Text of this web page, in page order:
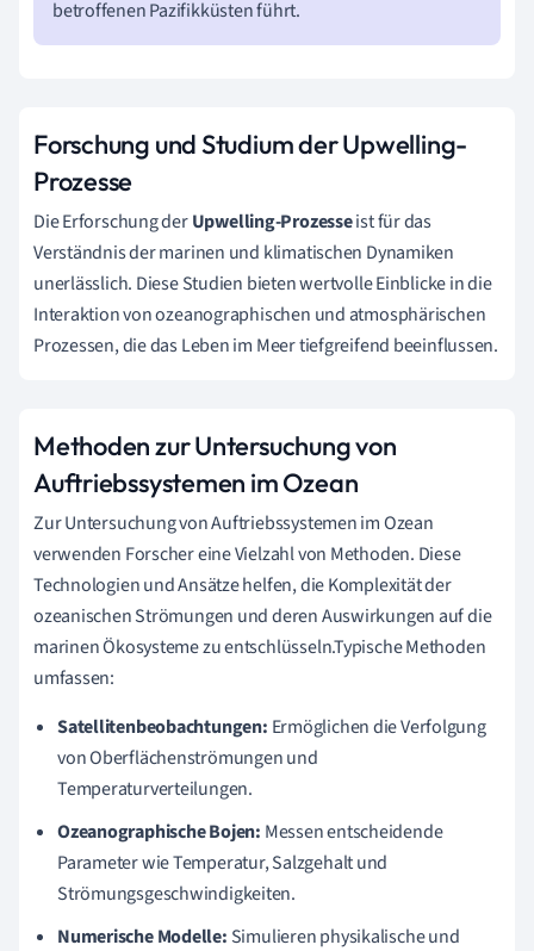
betroffenen Pazifikküsten führt.
Forschung und Studium der Upwelling-
Prozesse
Die Erforschung derUpwelling-Prozesseist für das
Verständnis der marinen und klimatischen Dynamiken
unerlässlich. Diese Studien bieten wertvolle Einblicke in die
Interaktion von ozeanographischen und atmosphärischen
Prozessen, die das Leben im Meer tiefgreifend beeinflussen.
Methoden zur Untersuchung von
Auftriebssystemen im Ozean
Zur Untersuchung von Auftriebssystemen im Ozean
verwenden Forscher eine Vielzahl von Methoden. Diese
Technologien und Ansätze helfen, die Komplexität der
ozeanischen Strömungen und deren Auswirkungen auf die
marinen Ökosysteme zu entschlüsseln.Typische Methoden
umfassen:
Satellitenbeobachtungen: Ermöglichen die Verfolgung
von Oberflächenströmungen und
Temperaturverteilungen.
Ozeanographische Bojen: Messen entscheidende
Parameter wie Temperatur, Salzgehalt und
Strömungsgeschwindigkeiten.
Numerische Modelle: Simulieren physikalische und